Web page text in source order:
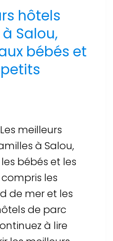
hôtels
Salou,
bébés et
meilleurs
à Salou,
bébés et les
les
de mer et les
de parc
à lire